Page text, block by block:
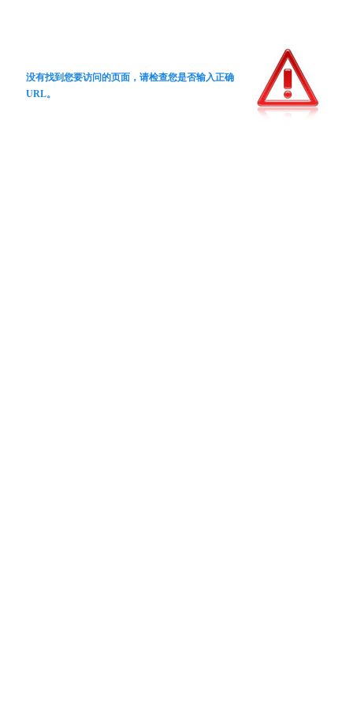
没有找到您要访问的页面，请检查您是否输入正确
URL。